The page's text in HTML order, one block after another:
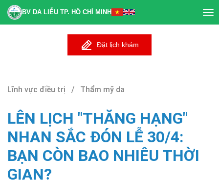
BV DA LIỄU TP. HỒ CHÍ MINH
Đặt lịch khám
Lĩnh vực điều trị / Thẩm mỹ da
LÊN LỊCH "THĂNG HẠNG"
NHAN SẮC ĐÓN LỄ 30/4:
BẠN CÒN BAO NHIÊU THỜI
GIAN?